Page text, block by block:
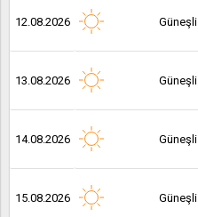
12.08.2026 Güneşli
13.08.2026 Güneşli
14.08.2026 Güneşli
15.08.2026 Güneşli